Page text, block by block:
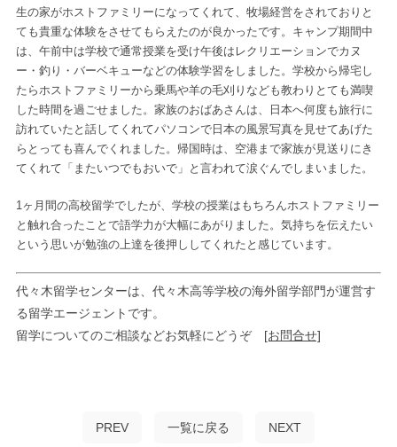
生の家がホストファミリーになってくれて、牧場経営をされておりと
ても貴重な体験をさせてもらえたのが良かったです。キャンプ期間中
は、午前中は学校で通常授業を受け午後はレクリエーションでカヌ
ー・釣り・バーベキューなどの体験学習をしました。学校から帰宅し
たらホストファミリーから乗馬や羊の毛刈りなども教わりとても満喫
した時間を過ごせました。家族のおばあさんは、日本へ何度も旅行に
訪れていたと話してくれてパソコンで日本の風景写真を見せてあげた
らとっても喜んでくれました。帰国時は、空港まで家族が見送りにき
てくれて「またいつでもおいで」と言われて涙ぐんでしまいました。
1ヶ月間の高校留学でしたが、学校の授業はもちろんホストファミリー
と触れ合ったことで語学力が大幅にあがりました。気持ちを伝えたい
という思いが勉強の上達を後押ししてくれたと感じています。
代々木留学センターは、代々木高等学校の海外留学部門が運営す
る留学エージェントです。
留学についてのご相談などお気軽にどうぞ [お問合せ]
PREV 一覧に戻る NEXT